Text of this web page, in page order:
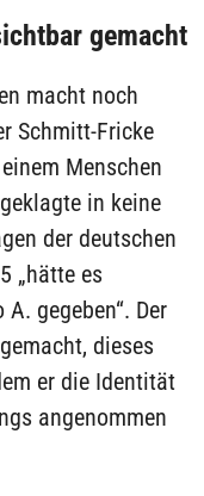
gemacht
macht noch
Schmitt-Fricke
Menschen
in keine
der deutschen
„hätte es
gegeben“. Der
dieses
er die Identität
angenommen